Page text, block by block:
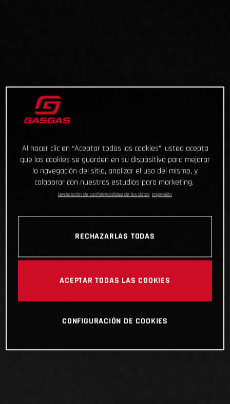
Al hacer clic en “Aceptar todas las cookies”, usted acepta
que las cookies se guarden en su dispositivo para mejorar
la navegación del sitio, analizar el uso del mismo, y
colaborar con nuestros estudios para marketing.
Declaración de confidencialidad de los datos Impresión
RECHAZARLAS TODAS
ACEPTAR TODAS LAS COOKIES
CONFIGURACIÓN DE COOKIES